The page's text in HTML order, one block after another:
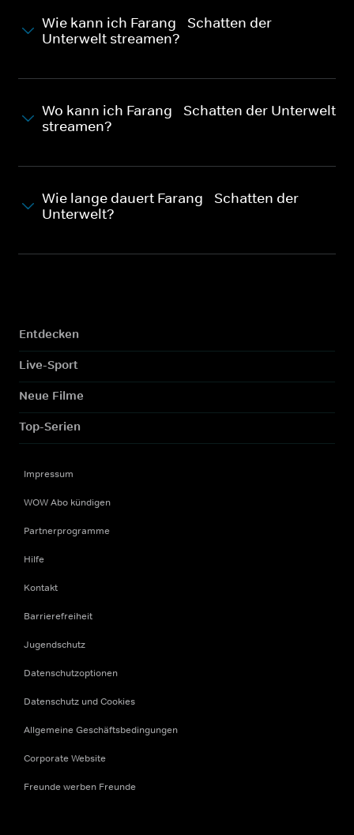
Wie kann ich Farang - Schatten der
Unterwelt streamen?
Wo kann ich Farang - Schatten der Unterwelt
streamen?
Wie lange dauert Farang - Schatten der
Unterwelt?
Entdecken
Live-Sport
Neue Filme
Top-Serien
Impressum
WOW Abo kündigen
Partnerprogramme
Hilfe
Kontakt
Barrierefreiheit
Jugendschutz
Datenschutzoptionen
Datenschutz und Cookies
Allgemeine Geschäftsbedingungen
Corporate Website
Freunde werben Freunde